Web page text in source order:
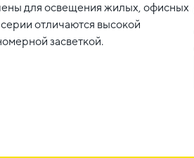
для освещения жилых, офисных
отличаются высокой
засветкой.